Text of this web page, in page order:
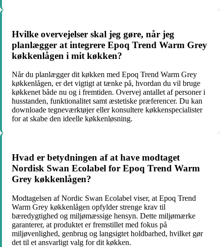
Hvilke overvejelser skal jeg gøre, når jeg
planlægger at integrere Epoq Trend Warm Grey
køkkenlågen i mit køkken?
Når du planlægger dit køkken med Epoq Trend Warm Grey
køkkenlågen, er det vigtigt at tænke på, hvordan du vil bruge
køkkenet både nu og i fremtiden. Overvej antallet af personer i
husstanden, funktionalitet samt æstetiske præferencer. Du kan
downloade tegneværktøjer eller konsultere køkkenspecialister
for at skabe den ideelle køkkenløsning.
Hvad er betydningen af at have modtaget
Nordisk Swan Ecolabel for Epoq Trend Warm
Grey køkkenlågen?
Modtagelsen af Nordic Swan Ecolabel viser, at Epoq Trend
Warm Grey køkkenlågen opfylder strenge krav til
bæredygtighed og miljømæssige hensyn. Dette miljømærke
garanterer, at produktet er fremstillet med fokus på
miljøvenlighed, genbrug og langsigtet holdbarhed, hvilket gør
det til et ansvarligt valg for dit køkken.